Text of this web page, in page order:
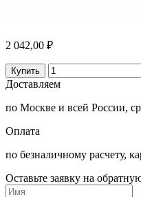
2 042,00 ₽
Купить
Доставляем
по Москве и всей России,
Оплата
по безналичному расчету,
Оставьте заявку на